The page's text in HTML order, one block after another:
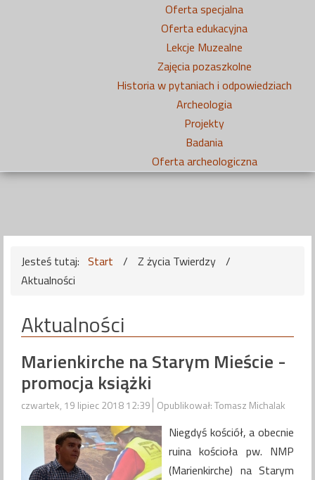
Oferta specjalna
Oferta edukacyjna
Lekcje Muzealne
Zajęcia pozaszkolne
Historia w pytaniach i odpowiedziach
Archeologia
Projekty
Badania
Oferta archeologiczna
Jesteś tutaj: Start / Z życia Twierdzy /
Aktualności
Aktualności
Marienkirche na Starym Mieście -
promocja książki
czwartek, 19 lipiec 2018 12:39 Opublikował: Tomasz Michalak
Niegdyś kościół, a obecnie
ruina kościoła pw. NMP
(Marienkirche) na Starym